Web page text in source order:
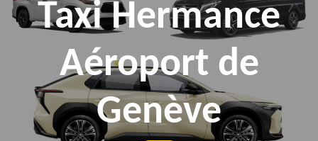
Taxi Hermance
Aéroport de
Genève